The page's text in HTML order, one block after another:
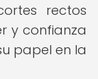
rectos
y confianza
papel en la